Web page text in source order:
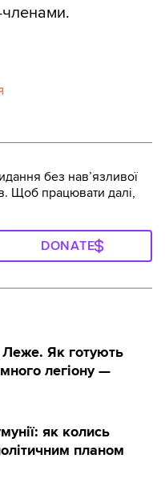
без навʼязливої
Щоб працювати далі,
DONATE
Леже. Як готують
легіону —
як колись
планом